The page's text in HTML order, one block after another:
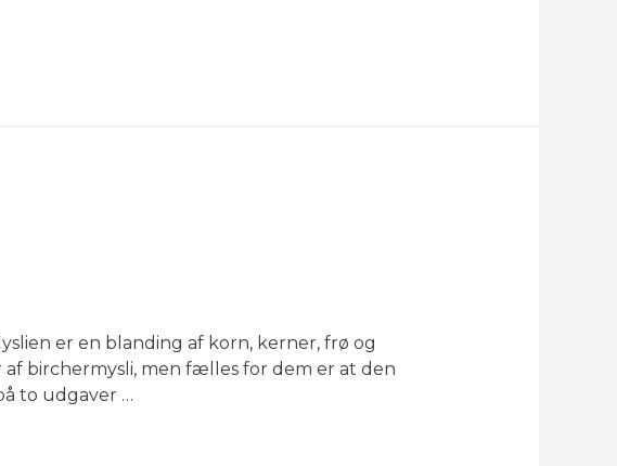
er en blanding af korn, kerner, frø og
birchermysli, men fælles for dem er at den
to udgaver …